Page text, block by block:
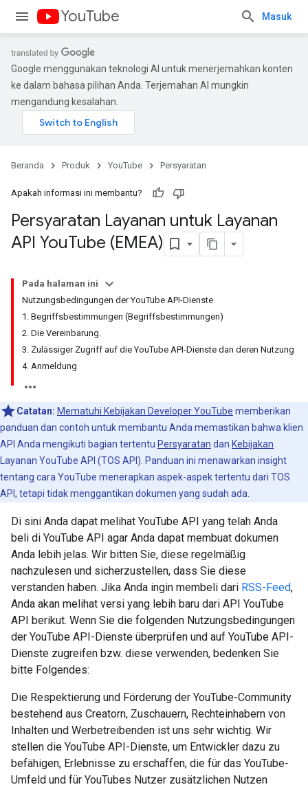
YouTube Masuk
Google menggunakan teknologi AI untuk menerjemahkan konten
ke dalam bahasa pilihan Anda. Terjemahan AI mungkin
mengandung kesalahan.
Beranda Produk YouTube Persyaratan
Apakah informasi ini membantu?
Persyaratan Layanan untuk Layanan
API YouTube (EMEA)
Pada halaman ini
Nutzungsbedingungen der YouTube API-Dienste
1. Begriffsbestimmungen (Begriffsbestimmungen)
2. Die Vereinbarung.
3. Zulässiger Zugriff auf die YouTube API-Dienste dan deren Nutzung
4. Anmeldung
Catatan: Mematuhi Kebijakan Developer YouTube memberikan
panduan dan contoh untuk membantu Anda memastikan bahwa klien
API Anda mengikuti bagian tertentu Persyaratan dan Kebijakan
Layanan YouTube API (TOS API). Panduan ini menawarkan insight
tentang cara YouTube menerapkan aspek-aspek tertentu dari TOS
API, tetapi tidak menggantikan dokumen yang sudah ada.
Di sini Anda dapat melihat YouTube API yang telah Anda
beli di YouTube API agar Anda dapat membuat dokumen
Anda lebih jelas. Wir bitten Sie, diese regelmäßig
nachzulesen und sicherzustellen, dass Sie diese
verstanden haben. Jika Anda ingin membeli dari RSS-Feed,
Anda akan melihat versi yang lebih baru dari API YouTube
API berikut. Wenn Sie die folgenden Nutzungsbedingungen
der YouTube API-Dienste überprüfen und auf YouTube API-
Dienste zugreifen bzw. diese verwenden, bedenken Sie
bitte Folgendes:
Die Respektierung und Förderung der YouTube-Community
bestehend aus Creatorn, Zuschauern, Rechteinhabern von
Inhalten und Werbetreibenden ist uns sehr wichtig. Wir
stellen die YouTube API-Dienste, um Entwickler dazu zu
befähigen, Erlebnisse zu erschaffen, die für das YouTube-
Umfeld und für YouTubes Nutzer zusätzlichen Nutzen